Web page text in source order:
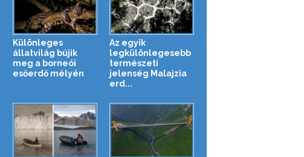
Különleges
állatvilág bújik
meg a borneói
esőerdő mélyén
Az egyik
legkülönlegesebb
természeti
jelenség Malajzia
erd...